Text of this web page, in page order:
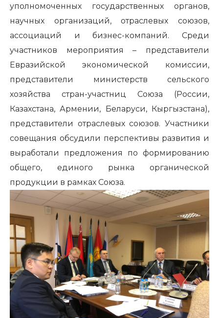
уполномоченных государственных органов,
научных организаций, отраслевых союзов,
ассоциаций и бизнес-компаний. Среди
участников мероприятия – представители
Евразийской экономической комиссии,
представители министерств сельского
хозяйства стран-участниц Союза (России,
Казахстана, Армении, Беларуси, Кыргызстана),
представители отраслевых союзов. Участники
совещания обсудили перспективы развития и
выработали предложения по формированию
общего, единого рынка органической
продукции в рамках Союза.